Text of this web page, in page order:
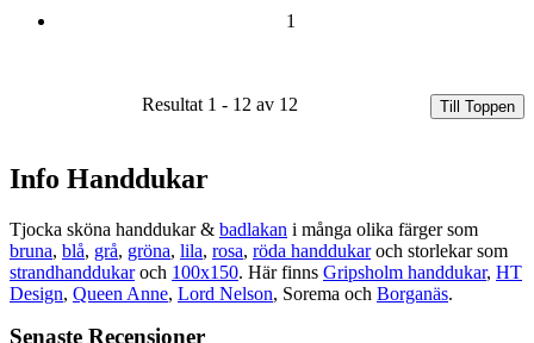
1
Resultat 1 - 12 av 12 Till Toppen
Info Handdukar
Tjocka sköna handdukar & badlakan i många olika färger som
bruna, blå, grå, gröna, lila, rosa, röda handdukaroch storlekar som
strandhanddukaroch 100x150. Här finns Gripsholm handdukar, HT
Design, Queen Anne, Lord Nelson, Sorema och Borganäs.
Senaste Recensioner